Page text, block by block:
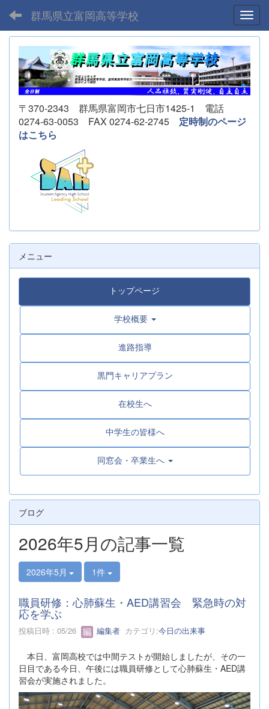
群馬県立富岡高等学校
〒370-2343 群馬県富岡市七日市1425-1 電話
0274-63-0053 FAX 0274-62-2745 定時制のページ
はこちら
メニュー
トップページ
学校概要
進路指導
黒門キャリアプラン
在校生へ
中学生の皆様へ
同窓会・卒業生へ
ブログ
2026年5月の記事一覧
2026年5月 1件
職員研修：心肺蘇生・AED講習会 緊急時の対
応を学ぶ
投稿日時 : 05/26 編集者 カテゴリ:今日の出来事
本日、富岡高校では中間テストが開始しましたが、その一
日目である今日、午後には職員研修として心肺蘇生・AED講
習会が実施されました。